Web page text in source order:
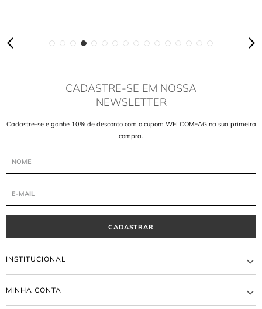
CADASTRE-SE EM NOSSA
NEWSLETTER
Cadastre-se e ganhe 10% de desconto com o cupom WELCOMEAG na sua primeira
compra.
CADASTRAR
INSTITUCIONAL
LOJAS
ATACADO
MINHA CONTA